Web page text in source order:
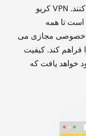
به آنها کمک کند تا به این مشکلات غلبه کنند. VPN کریو
تا همه
خصوصی مجازی می
فراهم کند. کیفیت
خواهد یافت که